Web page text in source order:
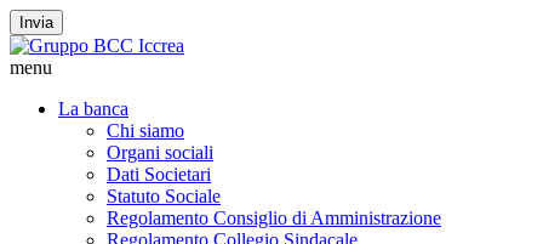
Invia
menu
La banca
Chi siamo
Organi sociali
Dati Societari
Statuto Sociale
Regolamento Consiglio di Amministrazione
Regolamento Collegio Sindacale